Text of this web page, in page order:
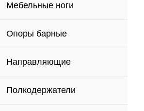
Мебельные ноги
Опоры барные
Направляющие
Полкодержатели